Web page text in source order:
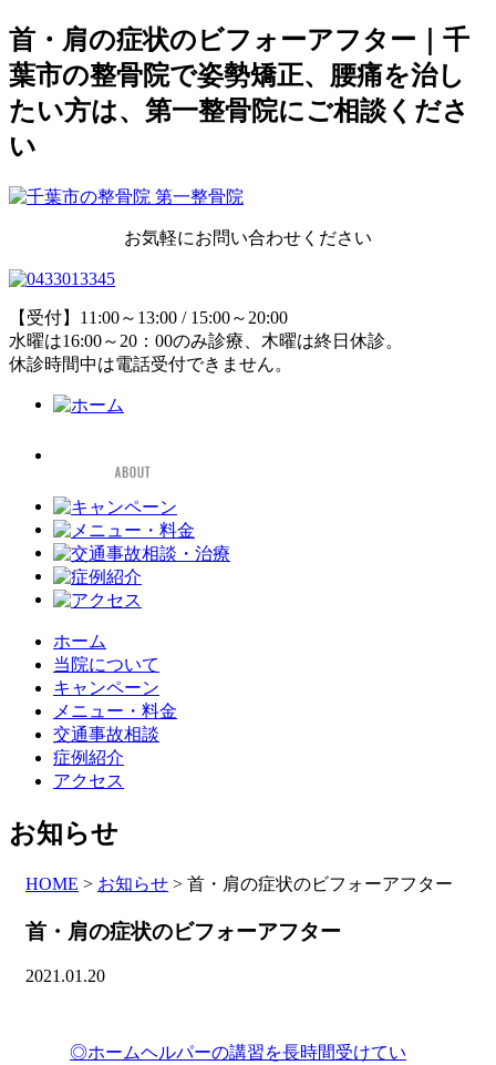
首・肩の症状のビフォーアフター｜千
葉市の整骨院で姿勢矯正、腰痛を治し
たい方は、第一整骨院にご相談くださ
い
お気軽にお問い合わせください
【受付】11:00～13:00 / 15:00～20:00
水曜は16:00～20：00のみ診療、木曜は終日休診。
休診時間中は電話受付できません。
ホーム
当院について
キャンペーン
メニュー・料金
交通事故相談
症例紹介
アクセス
お知らせ
HOME > お知らせ > 首・肩の症状のビフォーアフター
首・肩の症状のビフォーアフター
2021.01.20
◎ホームヘルパーの講習を長時間受けてい